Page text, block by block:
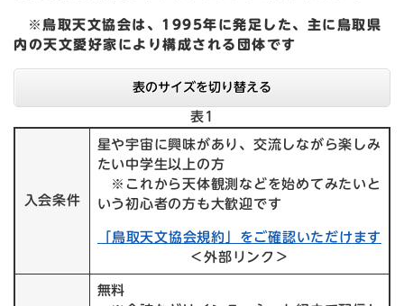
※鳥取天文協会は、1995年に発足した、主に鳥取県
内の天文愛好家により構成される団体です
表のサイズを切り替える
表1
入会条件
星や宇宙に興味があり、交流しながら楽しみ
たい中学生以上の方
※これから天体観測などを始めてみたいと
いう初心者の方も大歓迎です
「鳥取天文協会規約」をご確認いただけます
＜外部リンク＞
無料